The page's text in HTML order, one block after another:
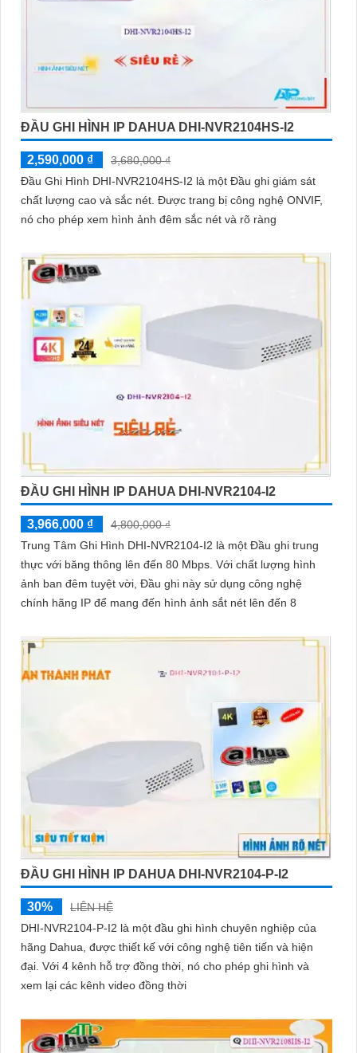
ĐẦU GHI HÌNH IP DAHUA DHI-NVR2104HS-I2
2,590,000 ₫
3,680,000 ₫
Đầu Ghi Hình DHI-NVR2104HS-I2 là một Đầu ghi giám sát
chất lượng cao và sắc nét. Được trang bị công nghệ ONVIF,
nó cho phép xem hình ảnh đêm sắc nét và rõ ràng
ĐẦU GHI HÌNH IP DAHUA DHI-NVR2104-I2
3,966,000 ₫
4,800,000 ₫
Trung Tâm Ghi Hình DHI-NVR2104-I2 là một Đầu ghi trung
thực với băng thông lên đến 80 Mbps. Với chất lượng hình
ảnh ban đêm tuyệt vời, Đầu ghi này sử dụng công nghệ
chính hãng IP để mang đến hình ảnh sắt nét lên đến 8
ĐẦU GHI HÌNH IP DAHUA DHI-NVR2104-P-I2
30%
LIÊN HỆ
DHI-NVR2104-P-I2 là một đầu ghi hình chuyên nghiệp của
hãng Dahua, được thiết kế với công nghệ tiên tiến và hiện
đại. Với 4 kênh hỗ trợ đồng thời, nó cho phép ghi hình và
xem lại các kênh video đồng thời